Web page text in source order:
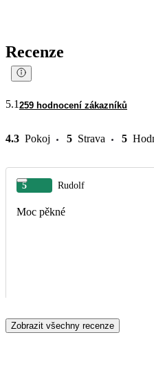
Recenze
5.1 259 hodnocení zákazníků
4.3 Pokoj 5 Strava 5
5 Rudolf
Moc pěkné
Zobrazit všechny recenze